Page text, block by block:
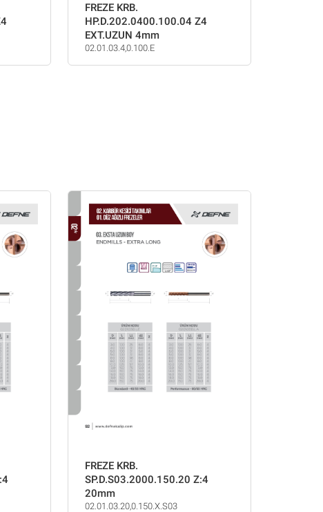
FREZE KRB.
HP.D.202.0400.100.04 Z4
EXT.UZUN 4mm
02.01.03.4,0.100.E
FREZE KRB.
SP.D.S03.2000.150.20 Z:4
20mm
02.01.03.20,0.150.X.S03